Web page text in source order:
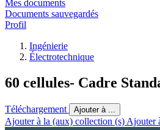
Mes documents
Documents sauvegardés
Profil
Ingénierie
Électrotechnique
60 cellules- Cadre
Téléchargement Ajouter à ...
Ajouter à la (aux) collection (s) Ajouter